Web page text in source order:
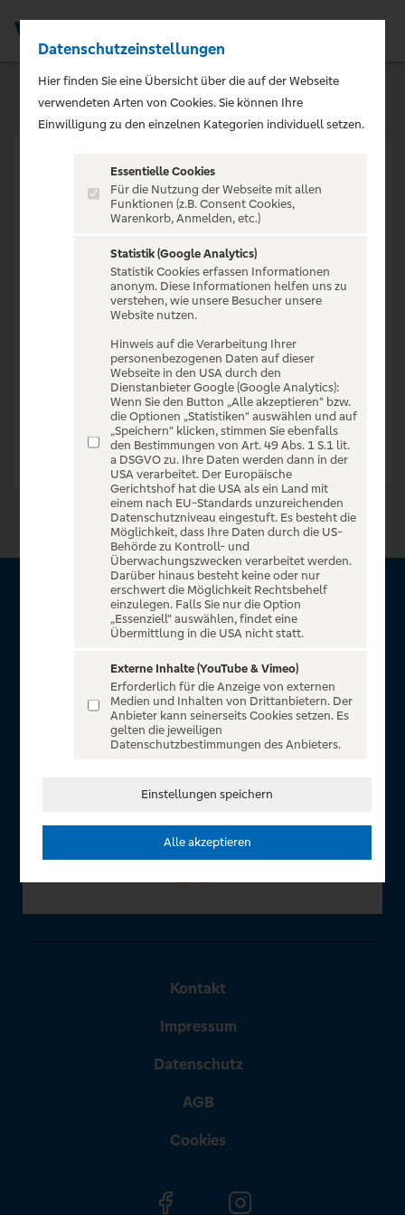
VERANSTALTUNG NICHT
GEFUNDEN
Zur Startseite
Über VR Entertain
für alle Kunden der Volksbanken Raiffeisenbanken. Auf
unserem einzigartigen Portal finden Sie Tickets für
atemberaubende Konzerte, Musicals und Shows, die
Fußball-Bundesliga sowie die Champions League und die
In Zusammenarbeit mit
Kontakt
Impressum
Datenschutz
AGB
Cookies
Datenschutzeinstellungen
Hier finden Sie eine Übersicht über die auf der Webseite
verwendeten Arten von Cookies. Sie können Ihre
Einwilligung zu den einzelnen Kategorien individuell setzen.
Essentielle Cookies
Für die Nutzung der Webseite mit allen
Funktionen (z.B. Consent Cookies,
Warenkorb, Anmelden, etc.)
Statistik (Google Analytics)
Statistik Cookies erfassen Informationen
anonym. Diese Informationen helfen uns zu
verstehen, wie unsere Besucher unsere
Website nutzen.
Hinweis auf die Verarbeitung Ihrer
personenbezogenen Daten auf dieser
Webseite in den USA durch den
Dienstanbieter Google (Google Analytics):
Wenn Sie den Button „Alle akzeptieren“ bzw.
die Optionen „Statistiken“ auswählen und auf
„Speichern“ klicken, stimmen Sie ebenfalls
den Bestimmungen von Art. 49 Abs. 1 S.1 lit.
a DSGVO zu. Ihre Daten werden dann in der
USA verarbeitet. Der Europäische
Gerichtshof hat die USA als ein Land mit
einem nach EU-Standards unzureichenden
Datenschutzniveau eingestuft. Es besteht die
Möglichkeit, dass Ihre Daten durch die US-
Behörde zu Kontroll- und
Überwachungszwecken verarbeitet werden.
Darüber hinaus besteht keine oder nur
erschwert die Möglichkeit Rechtsbehelf
einzulegen. Falls Sie nur die Option
„Essenziell“ auswählen, findet eine
Übermittlung in die USA nicht statt.
Externe Inhalte (YouTube & Vimeo)
Erforderlich für die Anzeige von externen
Medien und Inhalten von Drittanbietern. Der
Anbieter kann seinerseits Cookies setzen. Es
gelten die jeweiligen
Datenschutzbestimmungen des Anbieters.
Einstellungen speichern
Alle akzeptieren